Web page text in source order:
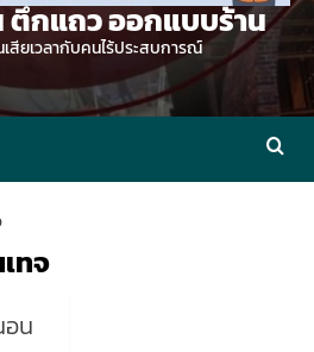
ตึกแถว ออกแบบร้าน
เสียเวลากับคนไร้ประสบการณ์
ทจ
น